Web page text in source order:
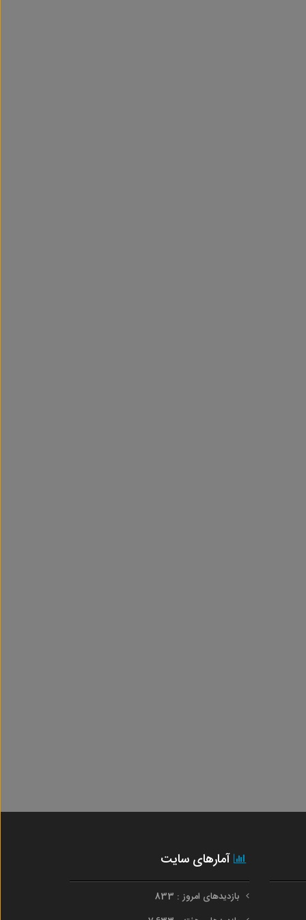
آمارهای سایت
بازدیدهای امروز : 833